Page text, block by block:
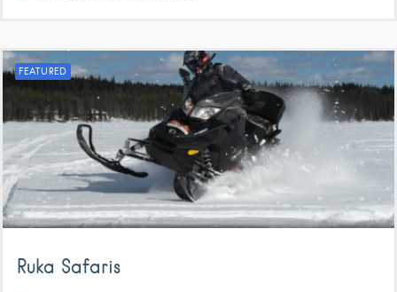
FEATURED
Ruka Safaris